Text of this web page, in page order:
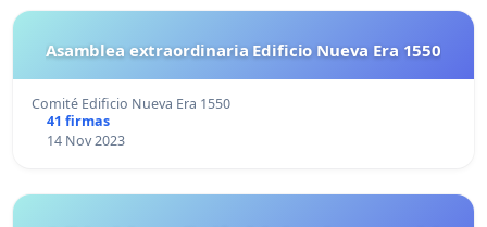
Asamblea extraordinaria Edificio Nueva Era 1550
Comité Edificio Nueva Era 1550
41 firmas
14 Nov 2023